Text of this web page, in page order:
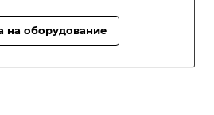
на оборудование